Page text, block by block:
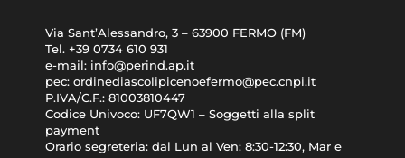
Via Sant’Alessandro, 3 – 63900 FERMO (FM)
Tel. +39 0734 610 931
e-mail: info@perind.ap.it
pec: ordinediascolipicenoefermo@pec.cnpi.it
P.IVA/C.F.: 81003810447
Codice Univoco: UF7QW1 – Soggetti alla split
payment
Orario segreteria: dal Lun al Ven: 8:30-12:30, Mar e